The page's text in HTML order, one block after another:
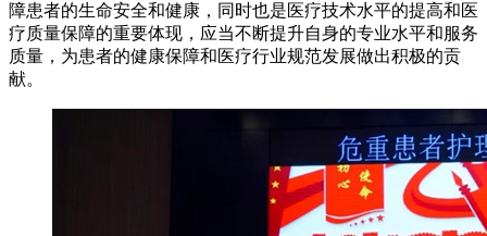
障患者的生命安全和健康，同时也是医疗技术水平的提高和医
疗质量保障的重要体现，应当不断提升自身的专业水平和服务
质量，为患者的健康保障和医疗行业规范发展做出积极的贡
献。